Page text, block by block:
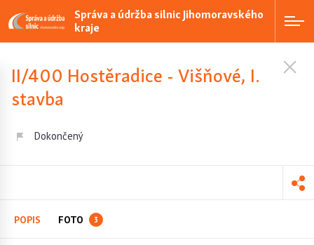
Správa a údržba silnic Jihomoravského
kraje
II/400 Hostěradice - Višňové, I.
stavba
Dokončený
POPIS FOTO 3